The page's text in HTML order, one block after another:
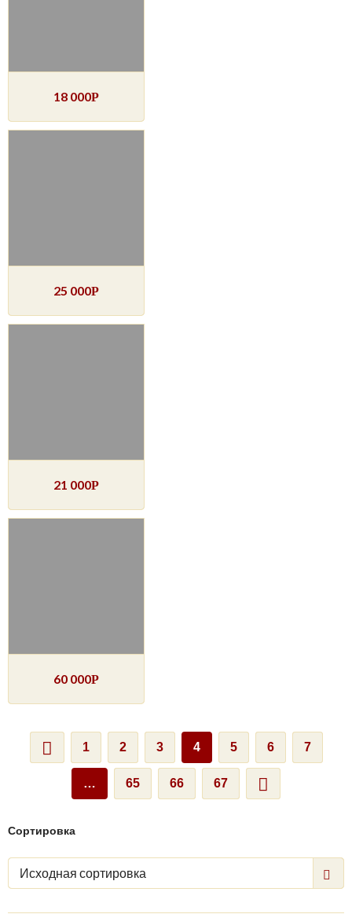
18 000Р
25 000Р
21 000Р
60 000Р
1 2 3 4 5 6 7
… 65 66 67
Сортировка
Исходная сортировка